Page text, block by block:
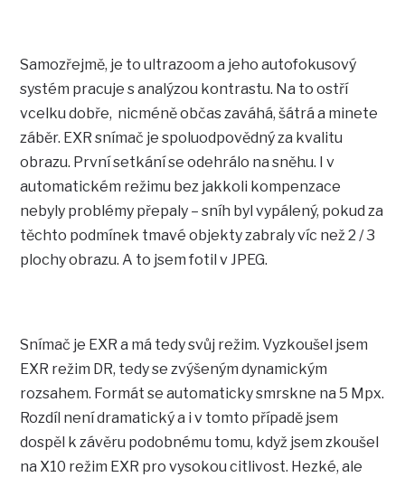
Samozřejmě, je to ultrazoom a jeho autofokusový
systém pracuje s analýzou kontrastu. Na to ostří
vcelku dobře, nicméně občas zaváhá, šátrá a minete
záběr. EXR snímač je spoluodpovědný za kvalitu
obrazu. První setkání se odehrálo na sněhu. I v
automatickém režimu bez jakkoli kompenzace
nebyly problémy přepaly – sníh byl vypálený, pokud za
těchto podmínek tmavé objekty zabraly víc než 2 / 3
plochy obrazu. A to jsem fotil v JPEG.
Snímač je EXR a má tedy svůj režim. Vyzkoušel jsem
EXR režim DR, tedy se zvýšeným dynamickým
rozsahem. Formát se automaticky smrskne na 5 Mpx.
Rozdíl není dramatický a i v tomto případě jsem
dospěl k závěru podobnému tomu, když jsem zkoušel
na X10 režim EXR pro vysokou citlivost. Hezké, ale